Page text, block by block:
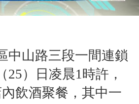
中山路三段一間連鎖
25）日凌晨1時許，
飲酒聚餐，其中一